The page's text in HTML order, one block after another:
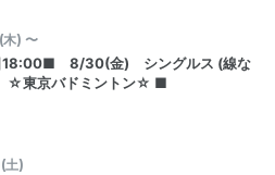
) 〜
8/30(金) シングルス (線な
☆東京バドミントン☆ ■
土)